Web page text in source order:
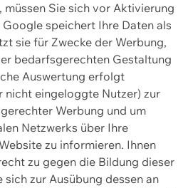
müssen Sie sich vor Aktivierung
speichert Ihre Daten als
sie für Zwecke der Werbung,
bedarfsgerechten Gestaltung
Auswertung erfolgt
nicht eingeloggte Nutzer) zur
Werbung und um
Netzwerks über Ihre
zu informieren. Ihnen
zu gegen die Bildung dieser
zur Ausübung dessen an